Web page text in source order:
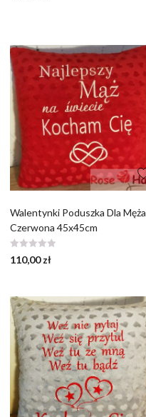
Walentynki Poduszka Dla Męża
Czerwona 45x45cm
110,00zł